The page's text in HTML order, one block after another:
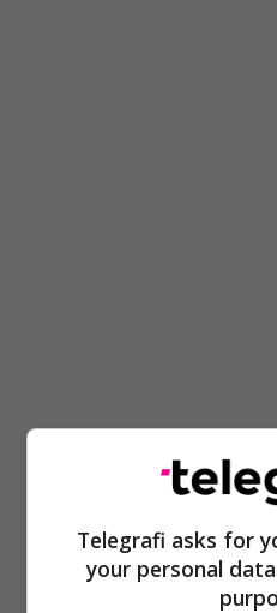
Kushtetuta E Maqedonisë
Telegrafi asks for
your personal